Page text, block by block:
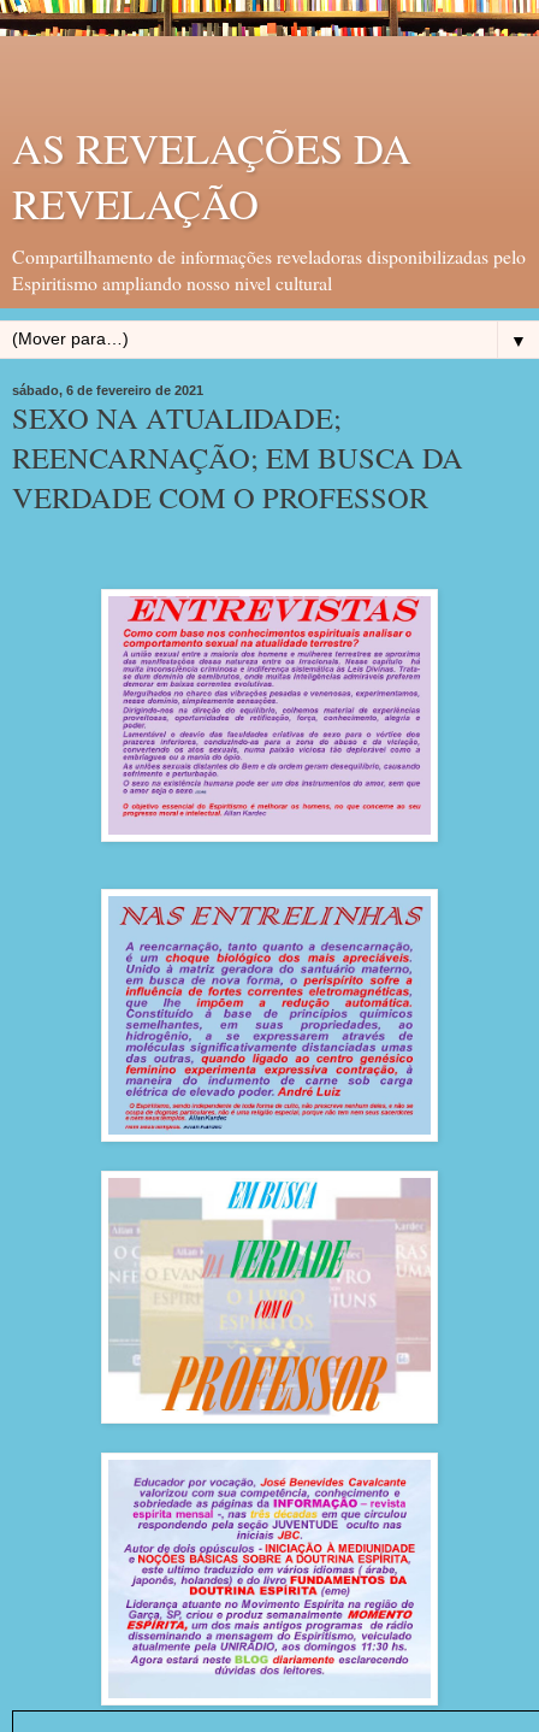
AS REVELAÇÕES DA
REVELAÇÃO
Compartilhamento de informações reveladoras disponibilizadas pelo
Espiritismo ampliando nosso nivel cultural
▼
sábado, 6 de fevereiro de 2021
SEXO NA ATUALIDADE;
REENCARNAÇÃO; EM BUSCA DA
VERDADE COM O PROFESSOR